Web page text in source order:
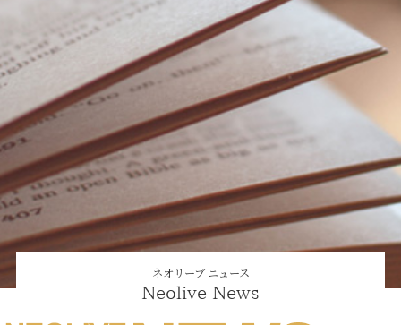
ネオリーブ ニュース
Neolive News